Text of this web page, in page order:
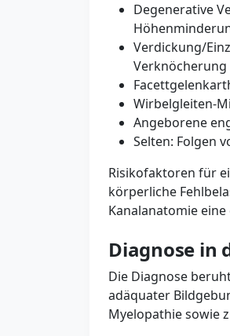
Degenerative
Verdickung/
Verknöcherung
Wirbelgleiten-
Angeborene
Selten: Folgen
Risikofaktoren für
körperliche
Kanalanatomie eine
Diagnose in
Die Diagnose
adäquater
Myelopathie sowie